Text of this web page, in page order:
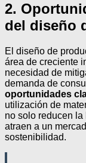
2.
del diseño
El diseño de
área de creciente
necesidad de
demanda de
oportunidades
utilización de
no solo reducen
atraen a un
sostenibilidad.